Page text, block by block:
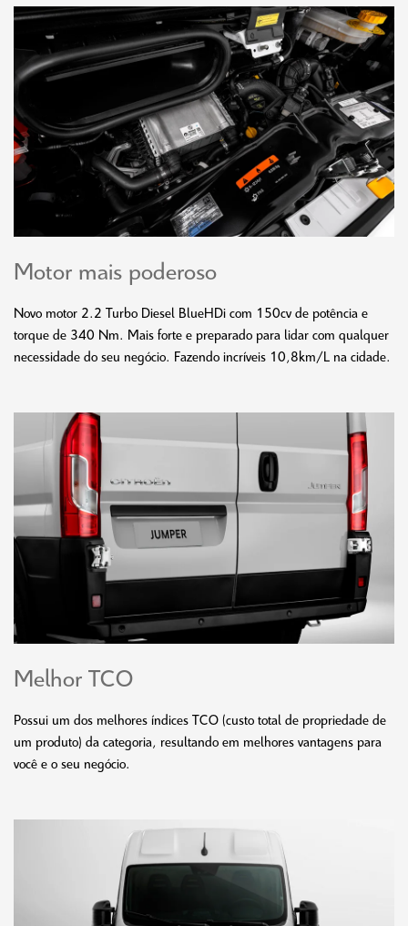
Motor mais poderoso
Novo motor 2.2 Turbo Diesel BlueHDi com 150cv de potência e
torque de 340 Nm. Mais forte e preparado para lidar com qualquer
necessidade do seu negócio. Fazendo incríveis 10,8km/L na cidade.
Melhor TCO
Possui um dos melhores índices TCO (custo total de propriedade de
um produto) da categoria, resultando em melhores vantagens para
você e o seu negócio.